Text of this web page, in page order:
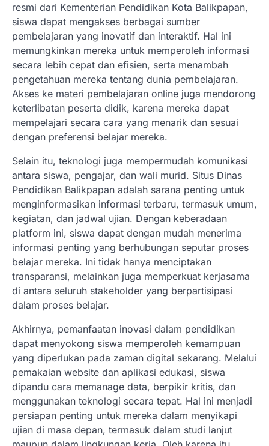
resmi dari Kementerian Pendidikan Kota Balikpapan,
siswa dapat mengakses berbagai sumber
pembelajaran yang inovatif dan interaktif. Hal ini
memungkinkan mereka untuk memperoleh informasi
secara lebih cepat dan efisien, serta menambah
pengetahuan mereka tentang dunia pembelajaran.
Akses ke materi pembelajaran online juga mendorong
keterlibatan peserta didik, karena mereka dapat
mempelajari secara cara yang menarik dan sesuai
dengan preferensi belajar mereka.
Selain itu, teknologi juga mempermudah komunikasi
antara siswa, pengajar, dan wali murid. Situs Dinas
Pendidikan Balikpapan adalah sarana penting untuk
menginformasikan informasi terbaru, termasuk umum,
kegiatan, dan jadwal ujian. Dengan keberadaan
platform ini, siswa dapat dengan mudah menerima
informasi penting yang berhubungan seputar proses
belajar mereka. Ini tidak hanya menciptakan
transparansi, melainkan juga memperkuat kerjasama
di antara seluruh stakeholder yang berpartisipasi
dalam proses belajar.
Akhirnya, pemanfaatan inovasi dalam pendidikan
dapat menyokong siswa memperoleh kemampuan
yang diperlukan pada zaman digital sekarang. Melalui
pemakaian website dan aplikasi edukasi, siswa
dipandu cara memanage data, berpikir kritis, dan
menggunakan teknologi secara tepat. Hal ini menjadi
persiapan penting untuk mereka dalam menyikapi
ujian di masa depan, termasuk dalam studi lanjut